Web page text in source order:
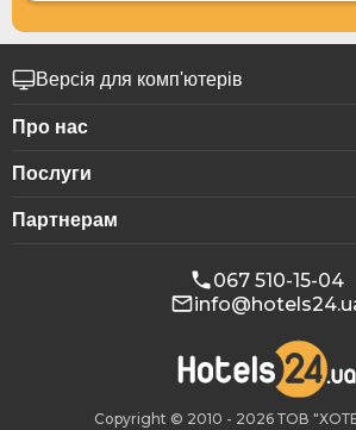
Версія для комп'ютерів
Про нас
Про компанію
Конфіденційність
Наші партнери
Реклама на Hotels24
Послуги
Для бізнес-клієнтів
Бронювання для груп
Конференц-зали
Партнерам
Програма для афіліатів
067 510-15-04
Copyright © 2010 - 2026 ТОВ